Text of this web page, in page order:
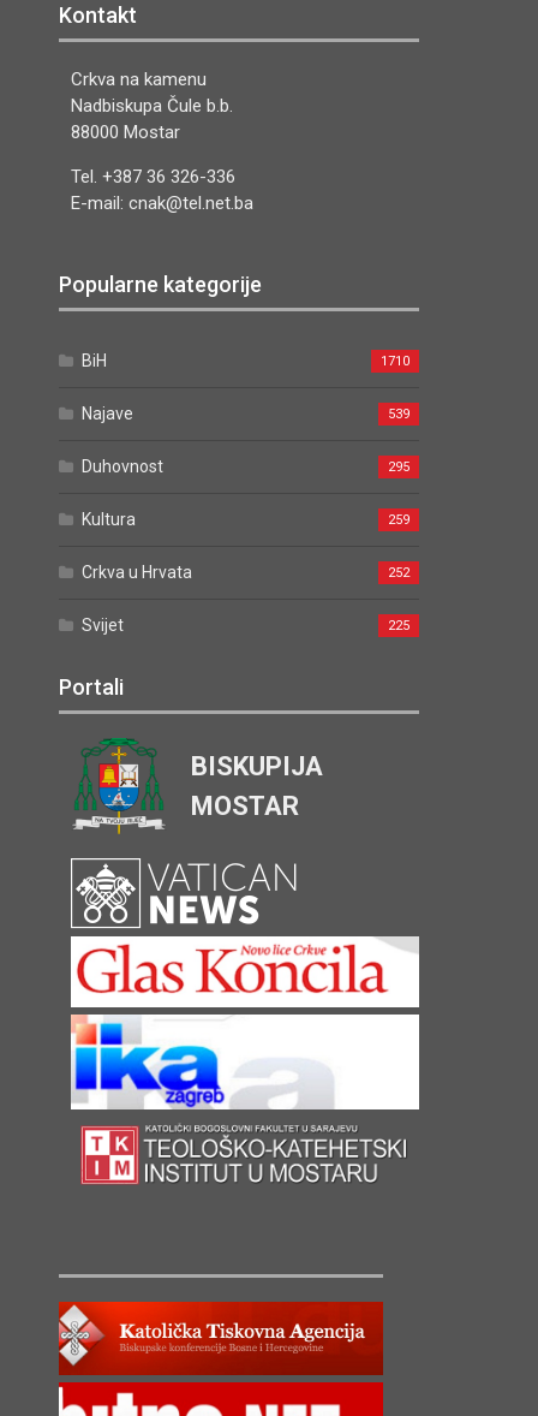
Kontakt
Crkva na kamenu
Nadbiskupa Čule b.b.
88000 Mostar
Tel. +387 36 326-336
E-mail: cnak@tel.net.ba
Popularne kategorije
BiH 1710
Najave 539
Duhovnost 295
Kultura 259
Crkva u Hrvata 252
Svijet 225
Portali
BISKUPIJA
MOSTAR